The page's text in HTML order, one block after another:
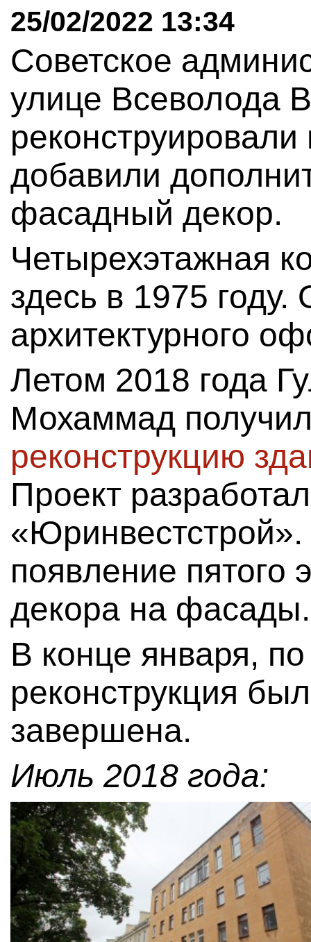
25/02/2022 13:34
Советское
улице Всеволода
добавили
фасадный декор.
Четырехэтажная
здесь в 1975
архитектурного
Летом 2018 года
Мохаммад
реконструкцию
Проект
появление пятого
декора на фасады.
В конце января,
реконструкция
завершена.
Июль 2018 года: